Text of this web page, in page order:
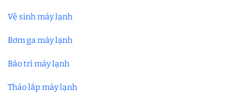
Vệ sinh máy lạnh
Bơm ga máy lạnh
Bảo trì máy lạnh
Tháo lắp máy lạnh